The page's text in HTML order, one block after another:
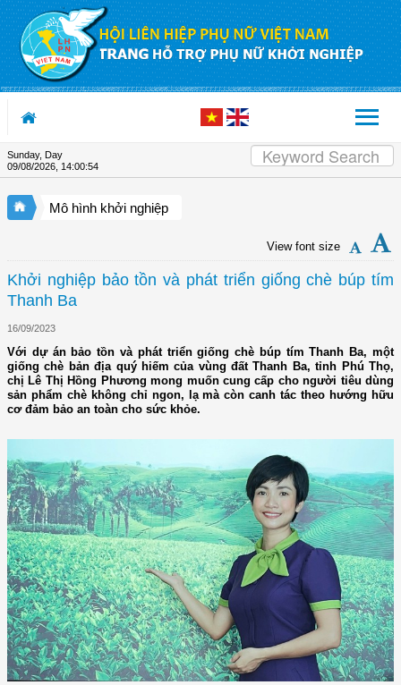
Skip to Content
Sunday, Day
09/08/2026 14:00:55
Mô hình khởi nghiệp
View font size
Khởi nghiệp bảo tồn và phát triển giống chè búp tím
Thanh Ba
16/09/2023
Với dự án bảo tồn và phát triển giống chè búp tím Thanh Ba, một
giống chè bản địa quý hiếm của vùng đất Thanh Ba, tỉnh Phú Thọ,
chị Lê Thị Hồng Phương mong muốn cung cấp cho người tiêu dùng
sản phẩm chè không chỉ ngon, lạ mà còn canh tác theo hướng hữu
cơ đảm bảo an toàn cho sức khỏe.